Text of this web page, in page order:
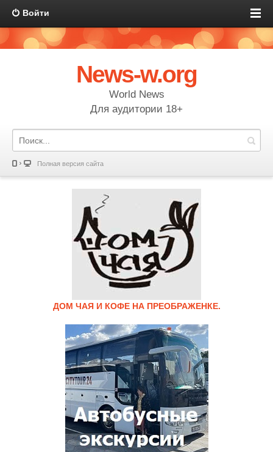
Войти
News-w.org
World News
Для аудитории 18+
Полная версия сайта
ДОМ ЧАЯ И КОФЕ НА ПРЕОБРАЖЕНКЕ.